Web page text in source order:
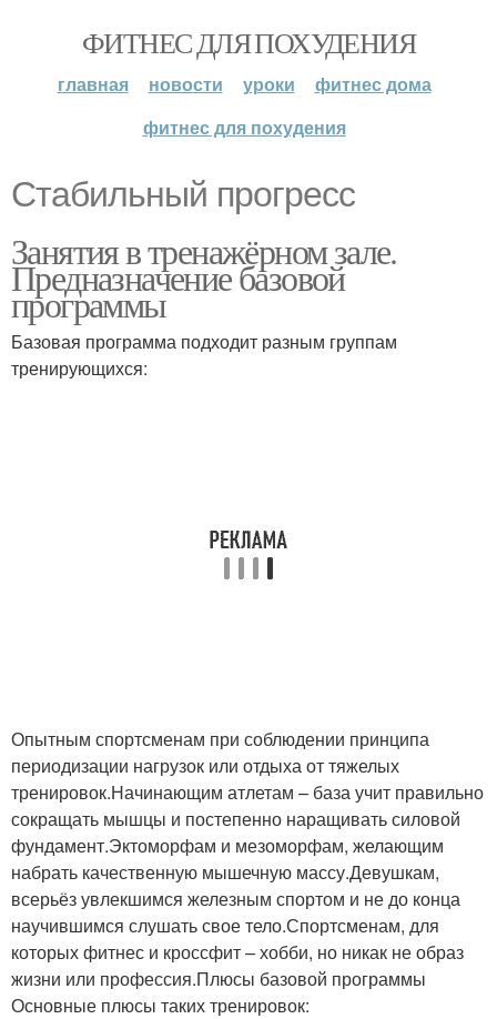
ФИТНЕС ДЛЯ ПОХУДЕНИЯ
главная новости уроки
фитнес дома
фитнес для похудения
Стабильный прогресс
Занятия в тренажёрном зале.
Предназначение базовой
программы
Базовая программа подходит разным группам
тренирующихся:
Опытным спортсменам при соблюдении принципа
периодизации нагрузок или отдыха от тяжелых
тренировок.Начинающим атлетам – база учит правильно
сокращать мышцы и постепенно наращивать силовой
фундамент.Эктоморфам и мезоморфам, желающим
набрать качественную мышечную массу.Девушкам,
всерьёз увлекшимся железным спортом и не до конца
научившимся слушать свое тело.Спортсменам, для
которых фитнес и кроссфит – хобби, но никак не образ
жизни или профессия.Плюсы базовой программы
Основные плюсы таких тренировок: